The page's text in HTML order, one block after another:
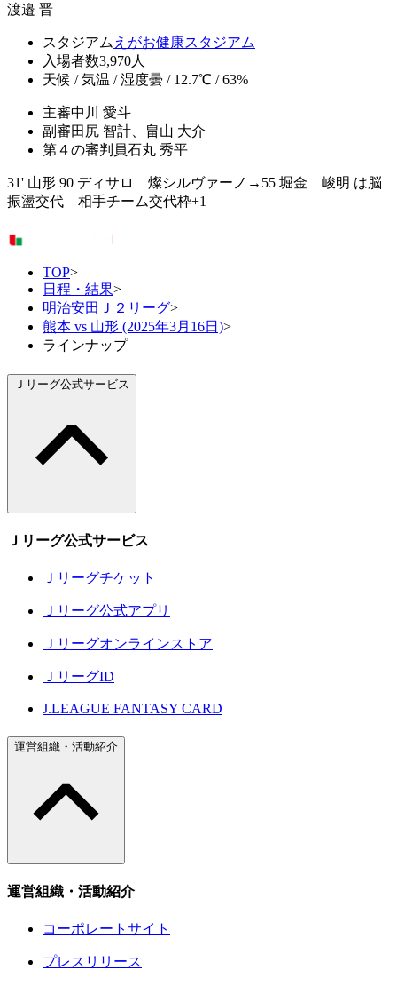
渡邉 晋
スタジアム えがお健康スタジアム
入場者数3,970人
天候 / 気温 / 湿度曇 / 12.7℃ / 63%
主審中川 愛斗
副審田尻 智計、畠山 大介
第４の審判員石丸 秀平
31' 山形 90 ディサロ 燦シルヴァーノ→55 堀金 峻明 は脳
振盪交代 相手チーム交代枠+1
TOP>
日程・結果>
明治安田Ｊ２リーグ>
熊本 vs 山形 (2025年3月16日)>
ラインナップ
Ｊリーグ公式サービス
Ｊリーグ公式サービス
Ｊリーグチケット
Ｊリーグ公式アプリ
Ｊリーグオンラインストア
ＪリーグID
J.LEAGUE FANTASY CARD
運営組織・活動紹介
運営組織・活動紹介
コーポレートサイト
プレスリリース